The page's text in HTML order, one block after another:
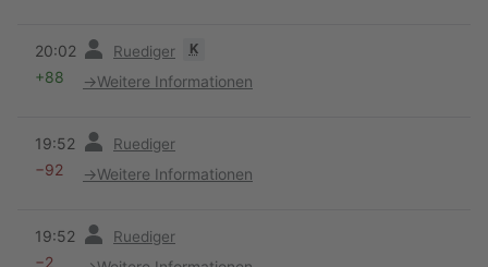
20:02 Ruediger K
+88 →Weitere Informationen
19:52 Ruediger
−92 →Weitere Informationen
19:52 Ruediger
−2